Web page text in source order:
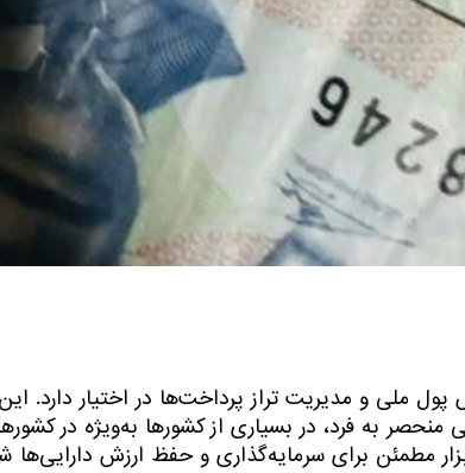
ملی و مدیریت تراز پرداخت‌ها در اختیار دارد.
به فرد، در بسیاری از کشورها به‌ویژه در
مطمئن برای سرمایه‌گذاری و حفظ ارزش دارایی‌ها